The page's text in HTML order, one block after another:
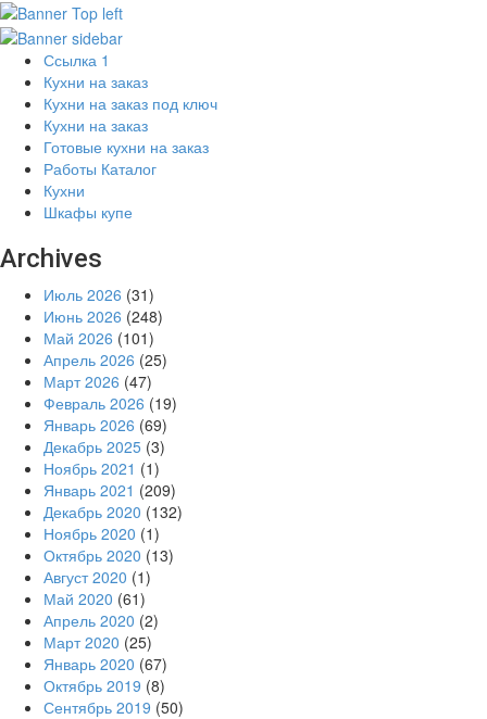
Ссылка 1
Кухни на заказ
Кухни на заказ под ключ
Кухни на заказ
Готовые кухни на заказ
Работы Каталог
Кухни
Шкафы купе
Archives
Июль 2026 (31)
Июнь 2026 (248)
Май 2026 (101)
Апрель 2026 (25)
Март 2026 (47)
Февраль 2026 (19)
Январь 2026 (69)
Декабрь 2025 (3)
Ноябрь 2021 (1)
Январь 2021 (209)
Декабрь 2020 (132)
Ноябрь 2020 (1)
Октябрь 2020 (13)
Август 2020 (1)
Май 2020 (61)
Апрель 2020 (2)
Март 2020 (25)
Январь 2020 (67)
Октябрь 2019 (8)
Сентябрь 2019 (50)